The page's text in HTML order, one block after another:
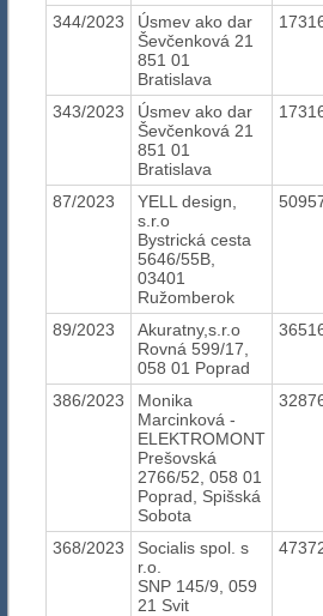
344/2023
Úsmev ako dar
Ševčenková 21
851 01
Bratislava
343/2023
Úsmev ako dar
Ševčenková 21
851 01
Bratislava
87/2023
YELL design,
s.r.o
Bystrická cesta
5646/55B,
03401
Ružomberok
89/2023
Akuratny,s.r.o
Rovná 599/17,
058 01 Poprad
386/2023
Monika
Marcinková -
ELEKTROMONT
Prešovská
2766/52, 058 01
Poprad, Spišská
Sobota
368/2023
Socialis spol. s
r.o.
SNP 145/9, 059
21 Svit